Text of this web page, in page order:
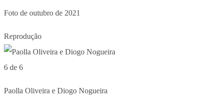
Foto de outubro de 2021
Reprodução
6 de 6
Paolla Oliveira e Diogo Nogueira